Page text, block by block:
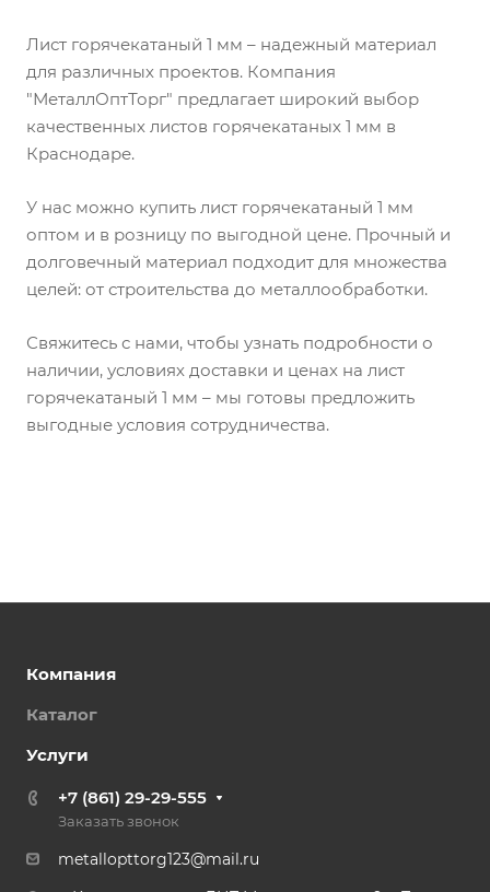
Лист горячекатаный 1 мм – надежный материал
для различных проектов. Компания
"МеталлОптТорг" предлагает широкий выбор
качественных листов горячекатаных 1 мм в
Краснодаре.
У нас можно купить лист горячекатаный 1 мм
оптом и в розницу по выгодной цене. Прочный и
долговечный материал подходит для множества
целей: от строительства до металлообработки.
Свяжитесь с нами, чтобы узнать подробности о
наличии, условиях доставки и ценах на лист
горячекатаный 1 мм – мы готовы предложить
выгодные условия сотрудничества.
Компания
Каталог
Услуги
+7 (861) 29-29-555
Заказать звонок
metallopttorg123@mail.ru